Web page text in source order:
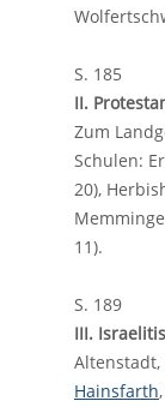
S. 185
II.
Zum
Schulen:
20),
11).
S. 189
III.
Altenstadt,
Hainsfarth